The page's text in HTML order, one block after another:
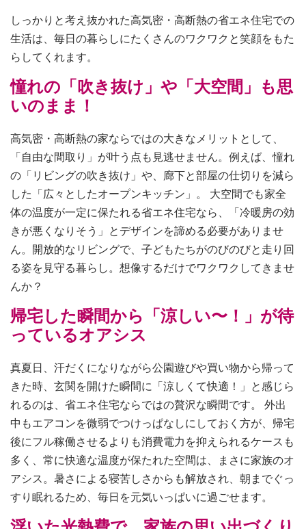
しっかりと考え抜かれた高気密・高断熱の省エネ住宅での
生活は、毎日の暮らしにたくさんのワクワクと笑顔をもた
らしてくれます。
憧れの「吹き抜け」や「大空間」も思
いのまま！
高気密・高断熱の家ならではの大きなメリットとして、
「自由な間取り」が叶う点も見逃せません。例えば、憧れ
の「リビングの吹き抜け」や、廊下と部屋の仕切りを減ら
した「広々としたオープンキッチン」。 大空間でも家全
体の温度が一定に保たれる省エネ住宅なら、「冷暖房の効
きが悪くなりそう」とデザインを諦める必要がありませ
ん。開放的なリビングで、子どもたちがのびのびと走り回
る姿を見守る暮らし。想像するだけでワクワクしてきませ
んか？
帰宅した瞬間から「涼しい〜！」が待
っているオアシス
真夏日、汗だくになりながら公園遊びや買い物から帰って
きた時、玄関を開けた瞬間に「涼しくて快適！」と感じら
れるのは、省エネ住宅ならではの贅沢な瞬間です。 外出
中もエアコンを微弱でつけっぱなしにしておく方が、帰宅
後にフル稼働させるよりも消費電力を抑えられるケースも
多く、常に快適な温度が保たれた空間は、まさに家族のオ
アシス。暑さによる寝苦しさからも解放され、朝までぐっ
すり眠れるため、毎日を元気いっぱいに過ごせます。